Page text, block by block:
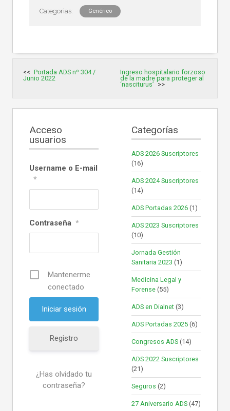
Genérico
de
entradas
Portada ADS nº 304 /
Junio 2022
Ingreso hospitalario forzoso
de la madre para proteger al
‘nasciturus’
Acceso
usuarios
Username o E-mail
*
Contraseña *
Mantenerme
conectado
Registro
¿Has olvidado tu
contraseña?
Categorías
ADS 2026 Suscriptores
(16)
ADS 2024 Suscriptores
(14)
ADS Portadas 2026 (1)
ADS 2023 Suscriptores
(10)
Jornada Gestión
Sanitaria 2023 (1)
Medicina Legal y
Forense (55)
ADS en Dialnet (3)
ADS Portadas 2025 (6)
Congresos ADS (14)
ADS 2022 Suscriptores
(21)
Seguros (2)
27 Aniversario ADS (47)